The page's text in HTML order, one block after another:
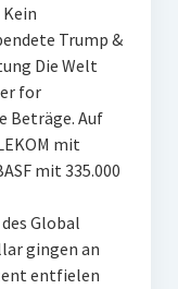
Trump &
Die Welt
for
Beträge. Auf
mit
mit 335.000
Global
gingen an
entfielen